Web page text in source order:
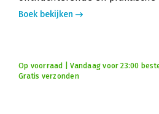
Boek bekijken
Op voorraad | Vandaag voor 23:00
Gratis verzonden